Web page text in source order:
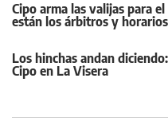
Cipo arma las valijas para
están los árbitros y
Los hinchas andan
Cipo en La Visera